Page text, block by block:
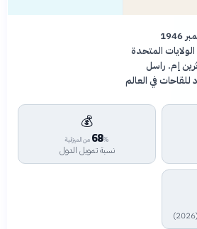
المتحدة
إم. راسل
للقاحات في العالم
💰
68% من الميزانية
نسبة تمويل الدول